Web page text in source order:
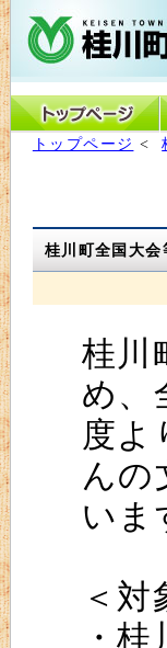
トップページ <
桂川町全国大会
桂川
め、
度よ
んの
いま
＜対
・